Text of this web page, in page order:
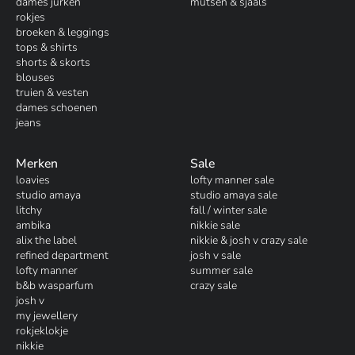
rokjes
broeken & leggings
tops & shirts
shorts & skorts
blouses
truien & vesten
dames schoenen
jeans
Merken
loavies
studio amaya
litchy
ambika
alix the label
refined department
lofty manner
b&b wasparfum
josh v
my jewellery
rokjeklokje
nikkie
Sale
lofty manner sale
studio amaya sale
fall / winter sale
nikkie sale
nikkie & josh v crazy sale
josh v sale
summer sale
crazy sale